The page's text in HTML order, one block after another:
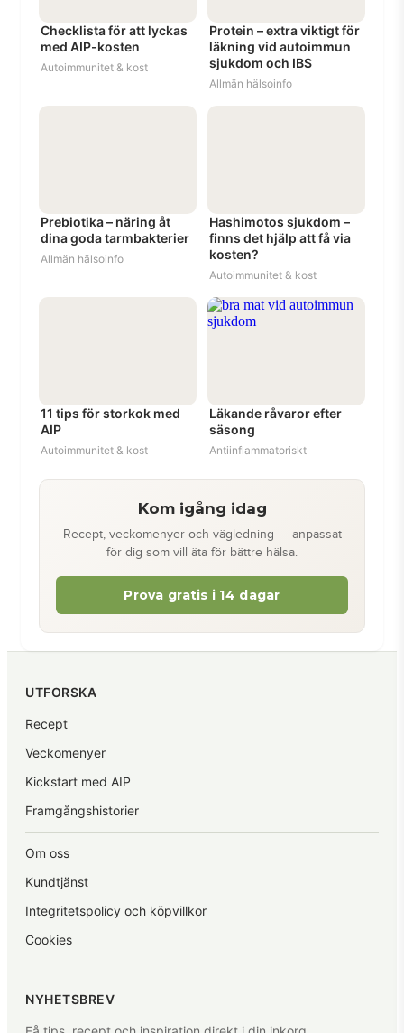
Checklista för att lyckas
med AIP-kosten
Autoimmunitet & kost
Protein – extra viktigt för
läkning vid autoimmun
sjukdom och IBS
Allmän hälsoinfo
Prebiotika – näring åt
dina goda tarmbakterier
Allmän hälsoinfo
Hashimotos sjukdom –
finns det hjälp att få via
kosten?
Autoimmunitet & kost
11 tips för storkok med
AIP
Autoimmunitet & kost
Läkande råvaror efter
säsong
Antiinflammatoriskt
Kom igång idag
Recept, veckomenyer och vägledning — anpassat
för dig som vill äta för bättre hälsa.
Prova gratis i 14 dagar
UTFORSKA
Recept
Veckomenyer
Kickstart med AIP
Framgångshistorier
Om oss
Kundtjänst
Integritetspolicy och köpvillkor
Cookies
NYHETSBREV